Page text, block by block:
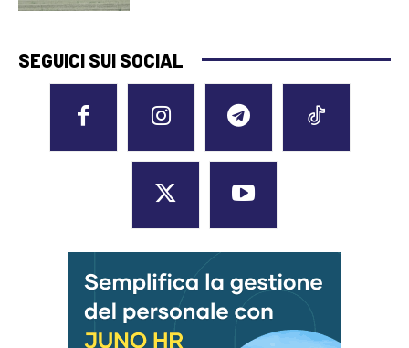
SEGUICI SUI SOCIAL